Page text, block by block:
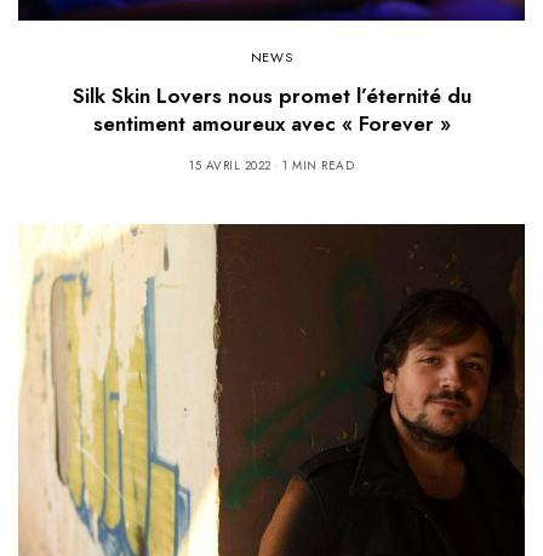
NEWS
Silk Skin Lovers nous promet l’éternité du
sentiment amoureux avec « Forever »
15 AVRIL 2022 1 MIN READ